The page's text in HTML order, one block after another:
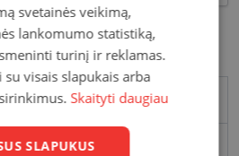
CAROLINA HERRERA
2022
svetainės veikimą,
lankomumo statistiką,
turinį ir reklamas.
su visais slapukais arba
Skaityti daugiau
SLAPUKUS